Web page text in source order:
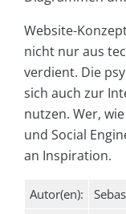
Website-
nicht nur aus
verdient. Die
sich auch zur
nutzen. Wer,
und Social
an Inspiration.
Autor(en):